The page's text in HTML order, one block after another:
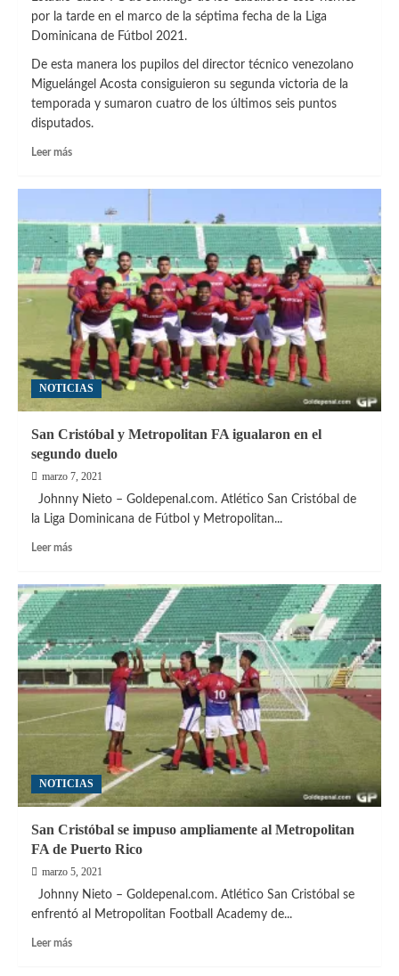
por la tarde en el marco de la séptima fecha de la Liga
Dominicana de Fútbol 2021.
De esta manera los pupilos del director técnico venezolano
Miguelángel Acosta consiguieron su segunda victoria de la
temporada y sumaron cuatro de los últimos seis puntos
disputados.
Leer másLeer
arco
para
Atlántico
ante
San
Cristóbal
NOTICIAS
San Cristóbal y Metropolitan FA igualaron en el
segundo duelo
marzo 7, 2021
Johnny Nieto – Goldepenal.com. Atlético San Cristóbal de
la Liga Dominicana de Fútbol y Metropolitan...
Leer másLeer
San
Cristóbal
y
Metropolitan
FA
igualaron
en
el
segundo
NOTICIAS
San Cristóbal se impuso ampliamente al Metropolitan
FA de Puerto Rico
marzo 5, 2021
Johnny Nieto – Goldepenal.com. Atlético San Cristóbal se
enfrentó al Metropolitan Football Academy de...
Leer másLeer